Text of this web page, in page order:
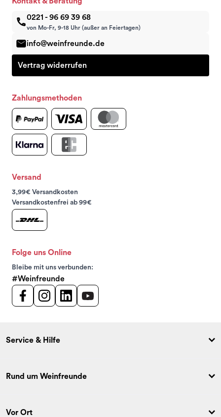
0221 - 96 69 39 68
von Mo-Fr, 9-18 Uhr (außer an Feiertagen)
info@weinfreunde.de
Vertrag widerrufen
Zahlungsmethoden
Versand
3,99€ Versandkosten
Versandkostenfrei ab 99€
Folge uns Online
Bleibe mit uns verbunden:
#Weinfreunde
Service & Hilfe
Rund um Weinfreunde
Vor Ort